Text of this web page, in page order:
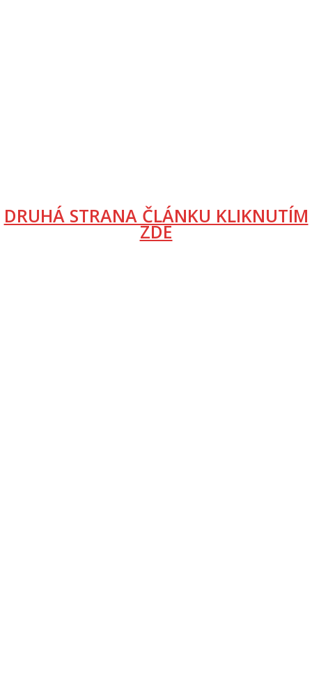
DRUHÁ STRANA ČLÁNKU KLIKNUTÍM
ZDE